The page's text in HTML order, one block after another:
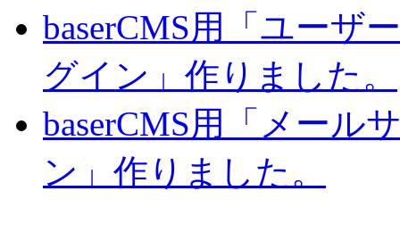
baserCMS用「ユーザ
グイン」作りました。
baserCMS用「メール
ン」作りました。